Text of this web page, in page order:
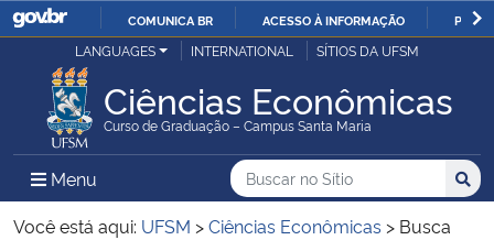
IR
O
COMUNICA BR ACESSO À INFORMAÇÃO
Ministério da Justiça e Segurança Pública
Ministério da Defesa
Ministério das Relações Exteriores
LANGUAGES INTERNATIONAL SÍTIOS DA UFSM
Ciências Econômicas
Curso de Graduação – Campus Santa Maria
Menu Menu Principal do Sítio
Busca
Buscar no no Sítio
Busca:
Você está aqui: UFSM >Ciências Econômicas > Busca